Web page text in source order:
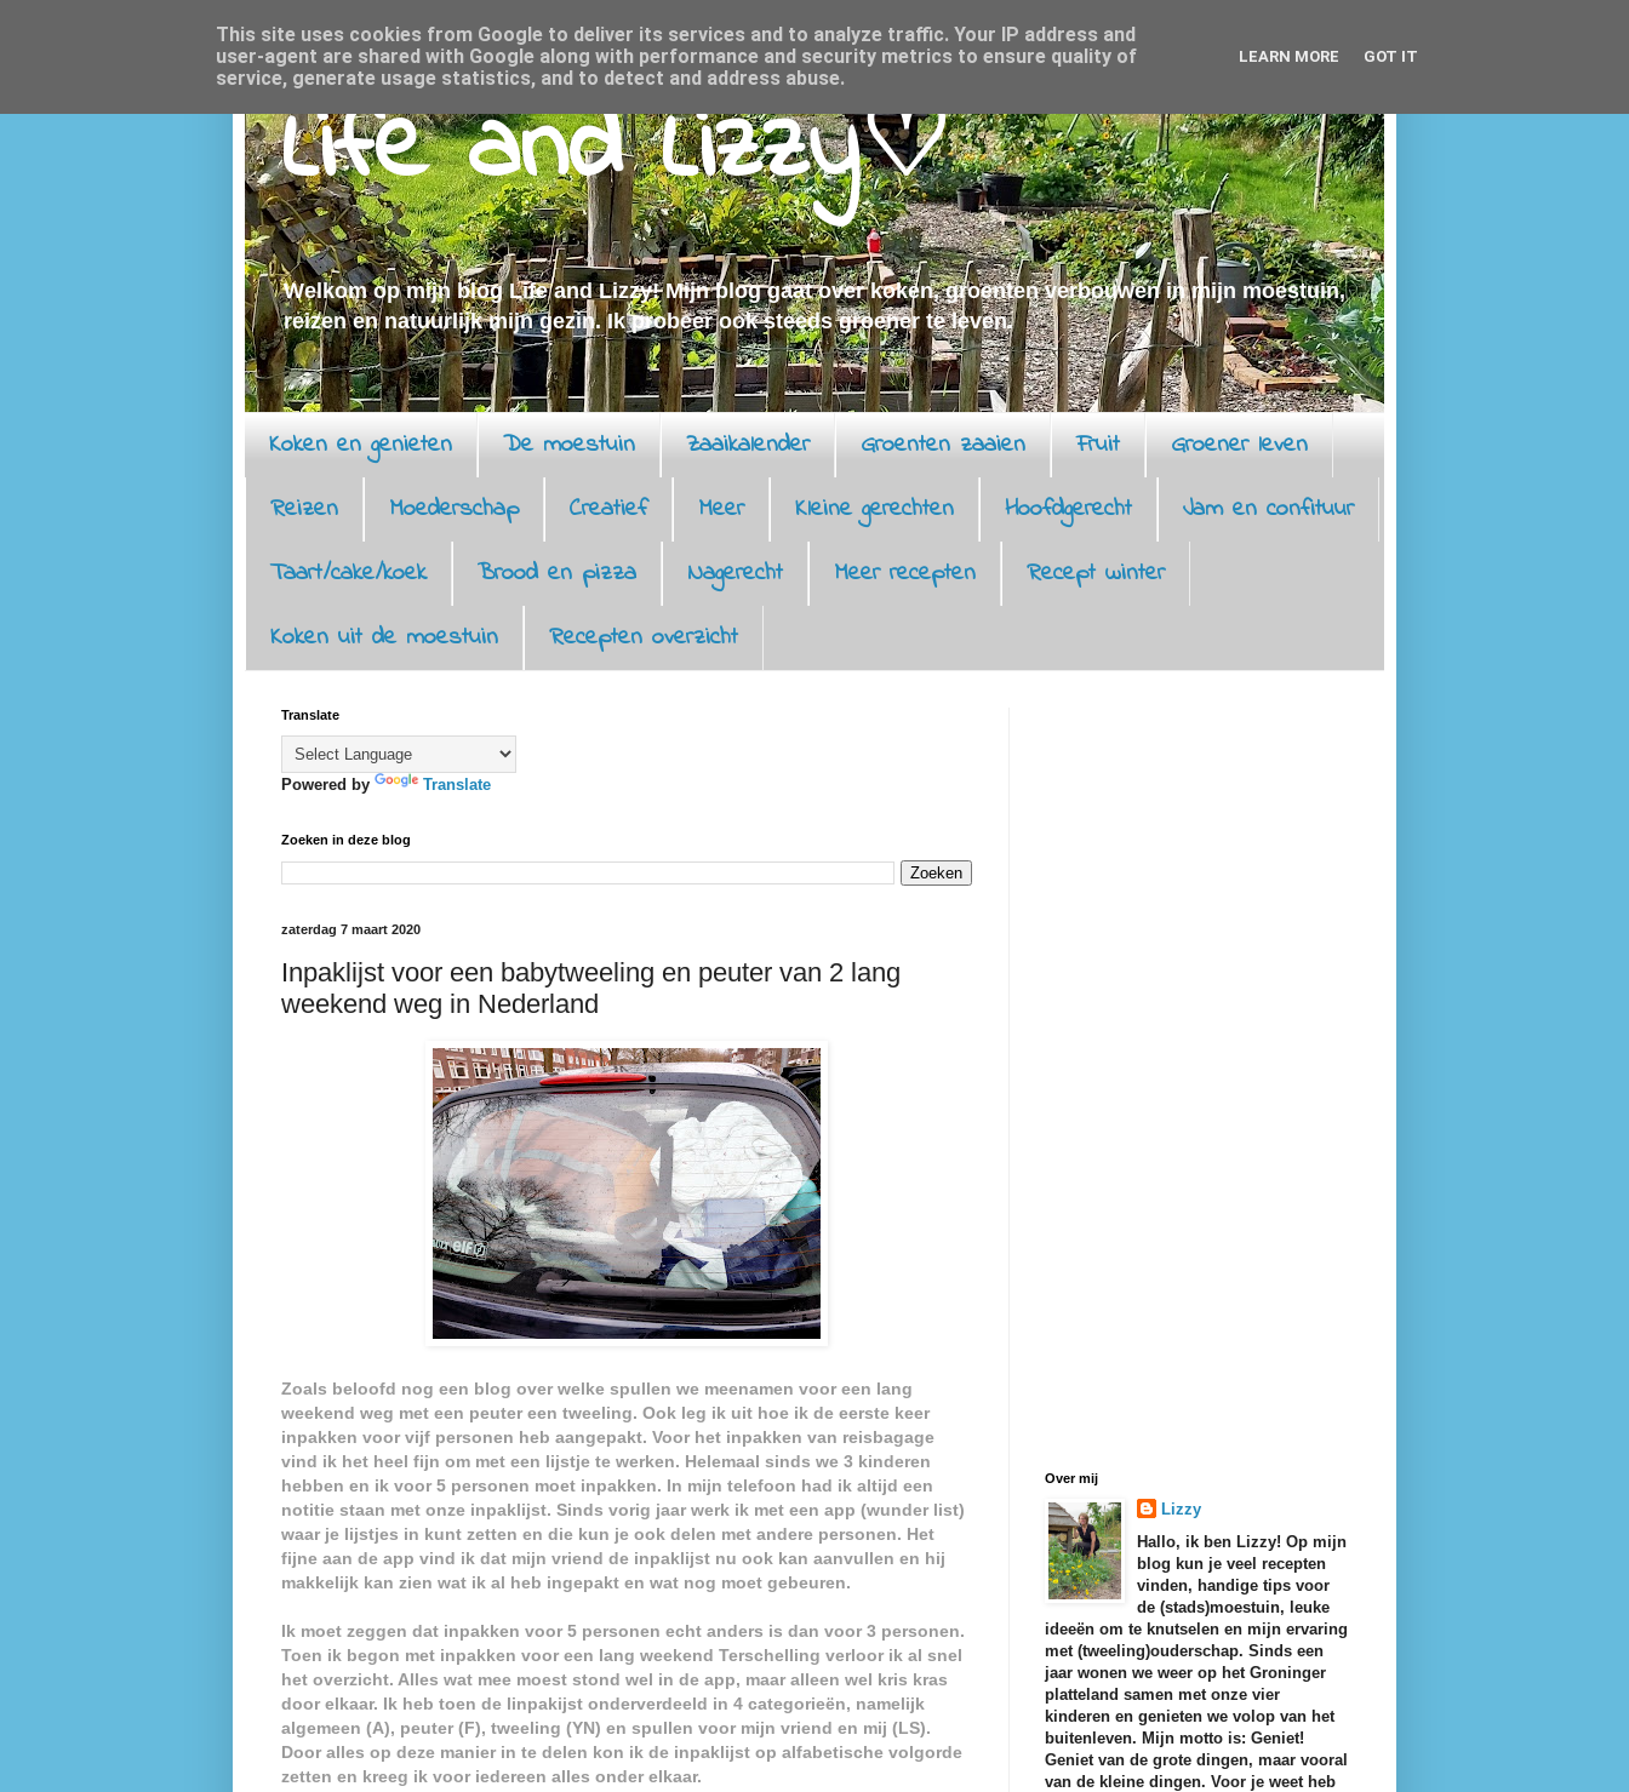
Life and Lizzy♡
Welkom op mijn blog Life and Lizzy! Mijn blog gaat over koken, groenten verbouwen in mijn moestuin,
reizen en natuurlijk mijn gezin. Ik probeer ook steeds groener te leven.
Koken en genieten De moestuin Zaaikalender Groenten zaaien Fruit
Groener leven
Reizen
Moederschap Creatief Meer Kleine gerechten Hoofdgerecht
Jam en confituur
Taart/cake/koek
Brood en pizza Nagerecht Meer recepten
Recept winter
Koken uit de moestuin
Recepten overzicht
Translate
Powered by Translate
Zoeken in deze blog
zaterdag 7 maart 2020
Inpaklijst voor een babytweeling en peuter van 2 lang
weekend weg in Nederland
Zoals beloofd nog een blog over welke spullen we meenamen voor een lang
weekend weg met een peuter een tweeling. Ook leg ik uit hoe ik de eerste keer
inpakken voor vijf personen heb aangepakt. Voor het inpakken van reisbagage
vind ik het heel fijn om met een lijstje te werken. Helemaal sinds we 3 kinderen
hebben en ik voor 5 personen moet inpakken. In mijn telefoon had ik altijd een
notitie staan met onze inpaklijst. Sinds vorig jaar werk ik met een app (wunder list)
waar je lijstjes in kunt zetten en die kun je ook delen met andere personen. Het
fijne aan de app vind ik dat mijn vriend de inpaklijst nu ook kan aanvullen en hij
makkelijk kan zien wat ik al heb ingepakt en wat nog moet gebeuren.
Ik moet zeggen dat inpakken voor 5 personen echt anders is dan voor 3 personen.
Toen ik begon met inpakken voor een lang weekend Terschelling verloor ik al snel
het overzicht. Alles wat mee moest stond wel in de app, maar alleen wel kris kras
door elkaar. Ik heb toen de linpakijst onderverdeeld in 4 categorieën, namelijk
algemeen (A), peuter (F), tweeling (YN) en spullen voor mijn vriend en mij (LS).
Door alles op deze manier in te delen kon ik de inpaklijst op alfabetische volgorde
zetten en kreeg ik voor iedereen alles onder elkaar.
Over mij
Lizzy
Hallo, ik ben Lizzy! Op mijn
blog kun je veel recepten
vinden, handige tips voor
de (stads)moestuin, leuke
ideeën om te knutselen en mijn ervaring
met (tweeling)ouderschap. Sinds een
jaar wonen we weer op het Groninger
platteland samen met onze vier
kinderen en genieten we volop van het
buitenleven. Mijn motto is: Geniet!
Geniet van de grote dingen, maar vooral
van de kleine dingen. Voor je weet heb
This site uses cookies from Google to deliver its services and to analyze traffic. Your IP address and
user-agent are shared with Google along with performance and security metrics to ensure quality of
service, generate usage statistics, and to detect and address abuse.
LEARN MORE GOT IT